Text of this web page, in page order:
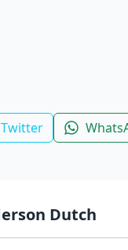
Twitter
Dutch